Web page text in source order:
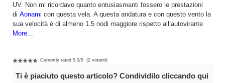
UV. Non mi ricordavo quanto entusiasmanti fossero le prestazioni
di Aonami con questa vela. A questa andatura e con questo vento la
sua velocità è di almeno 1.5 nodi maggiore rispetto all’autovirante
More...
Currently rated 5.0/5 (2 votanti)
Ti è piaciuto questo articolo? Condividilo cliccando qui